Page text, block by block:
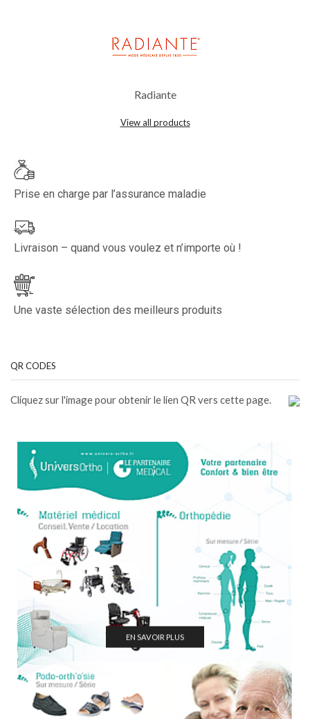
Radiante
View all products
Prise en charge par l’assurance maladie
Livraison – quand vous voulez et n’importe où !
Une vaste sélection des meilleurs produits
QR CODES
Cliquez sur l'image pour obtenir le lien QR vers cette page.
EN SAVOIR PLUS